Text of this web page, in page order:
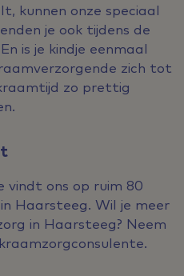
kunnen onze speciaal
je ook tijdens de
is je kindje eenmaal
zich tot
zo prettig
vindt ons op ruim 80
Haarsteeg. Wil je meer
in Haarsteeg? Neem